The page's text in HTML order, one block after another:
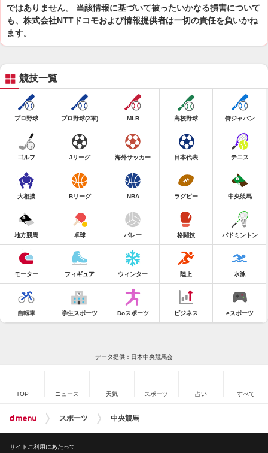
ではありません。 当該情報に基づいて被ったいかなる損害について
も、株式会社NTTドコモおよび情報提供者は一切の責任を負いかね
ます。
競技一覧
プロ野球 プロ野球(2軍) MLB 高校野球 侍ジャパン
ゴルフ Jリーグ 海外サッカー 日本代表 テニス
大相撲 Bリーグ NBA ラグビー 中央競馬
地方競馬 卓球 バレー 格闘技 バドミントン
モーター フィギュア ウィンター 陸上 水泳
自転車 学生スポーツ Doスポーツ ビジネス eスポーツ
データ提供：日本中央競馬会
TOP ニュース 天気 スポーツ 占い すべて
スポーツ 中央競馬
サイトご利用にあたって